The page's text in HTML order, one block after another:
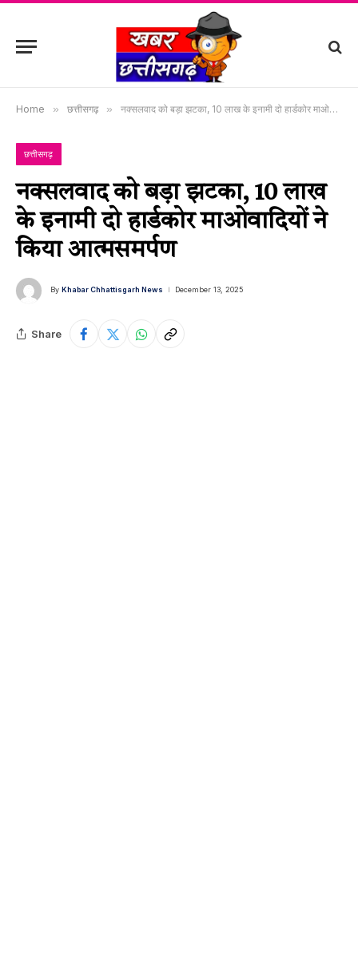
Home » छत्तीसगढ़ » नक्सलवाद को बड़ा झटका, 10 लाख के इनामी दो हार्डकोर माओवादियों ने किया आत्मसमर्पण
छत्तीसगढ़
नक्सलवाद को बड़ा झटका, 10 लाख
के इनामी दो हार्डकोर माओवादियों ने
किया आत्मसमर्पण
By Khabar Chhattisgarh News December 13, 2025
Share